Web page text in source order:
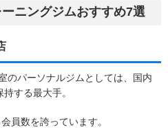
ニングジムおすすめ7選
のパーソナルジムとしては、国内
する最大手。
員数を誇っています。